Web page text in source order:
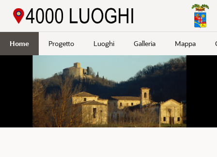
Home Progetto Luoghi Galleria Mappa